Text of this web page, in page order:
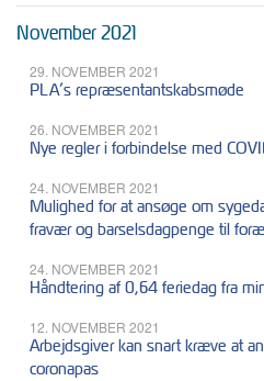
November 2021
29. NOVEMBER 2021
PLA’s repræsentantskabsmøde
26. NOVEMBER 2021
Nye regler i forbindelse med
24. NOVEMBER 2021
Mulighed for at ansøge om
fravær og barselsdagpenge til
24. NOVEMBER 2021
Håndtering af 0,64 feriedag fra
12. NOVEMBER 2021
Arbejdsgiver kan snart kræve at
coronapas